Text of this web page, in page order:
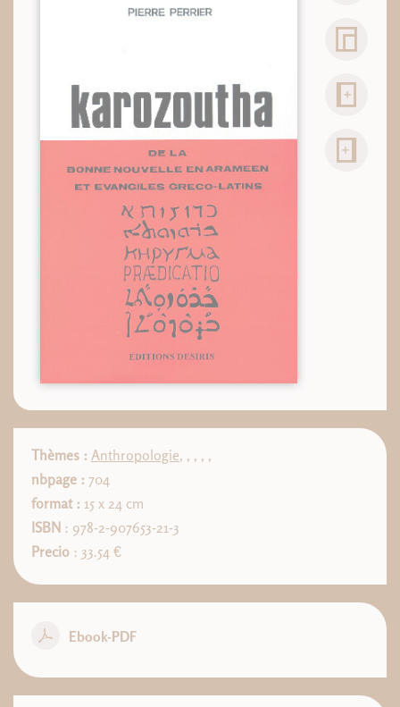
Thèmes : Anthropologie, , , , ,
nbpage : 704
format : 15 x 24 cm
ISBN : 978-2-907653-21-3
Precio : 33.54 €
Ebook-PDF